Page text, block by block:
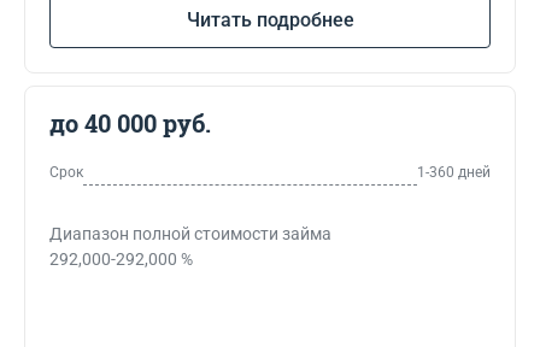
Читать подробнее
до 40 000 руб.
Срок 1-360 дней
Диапазон полной стоимости займа
292,000-292,000 %